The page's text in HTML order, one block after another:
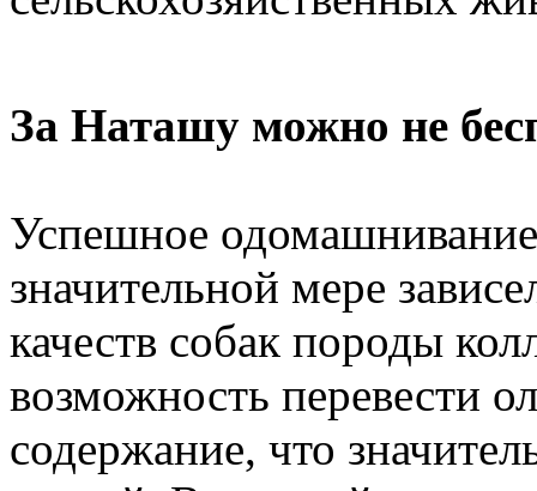
За Наташу можно не
Успешное
значительной мере
качеств собак породы
возможность перевести
содержание, что